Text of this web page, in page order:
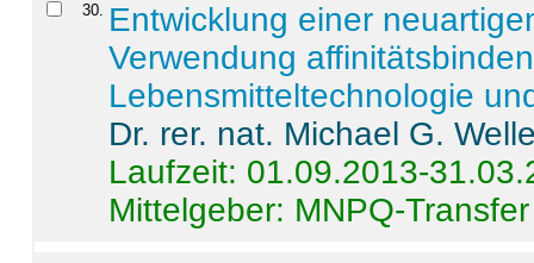
30. Entwicklung einer
Verwendung
Lebensmitteltechnologie
Dr. rer. nat. Michael G.
Laufzeit: 01.09.2013-
Mittelgeber: MNPQ-Transfer